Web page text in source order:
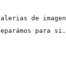
de
para si.